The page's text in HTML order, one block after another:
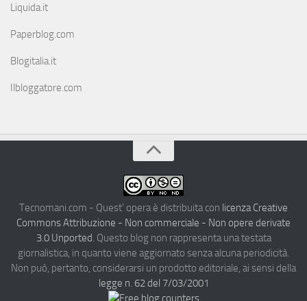
Liquida.it
Paperblog.com
Blogitalia.it
Ilbloggatore.com
Tecnomani.com - Quest' opera è distribuita con licenza Creative
Commons Attribuzione - Non commerciale - Non opere derivate
3.0 Unported. Questo blog non rappresenta una testata
giornalistica, in quanto viene aggiornato senza alcuna periodicità.
Non può, pertanto, considerarsi un prodotto editoriale, ai sensi della
legge n. 62 del 7/03/2001